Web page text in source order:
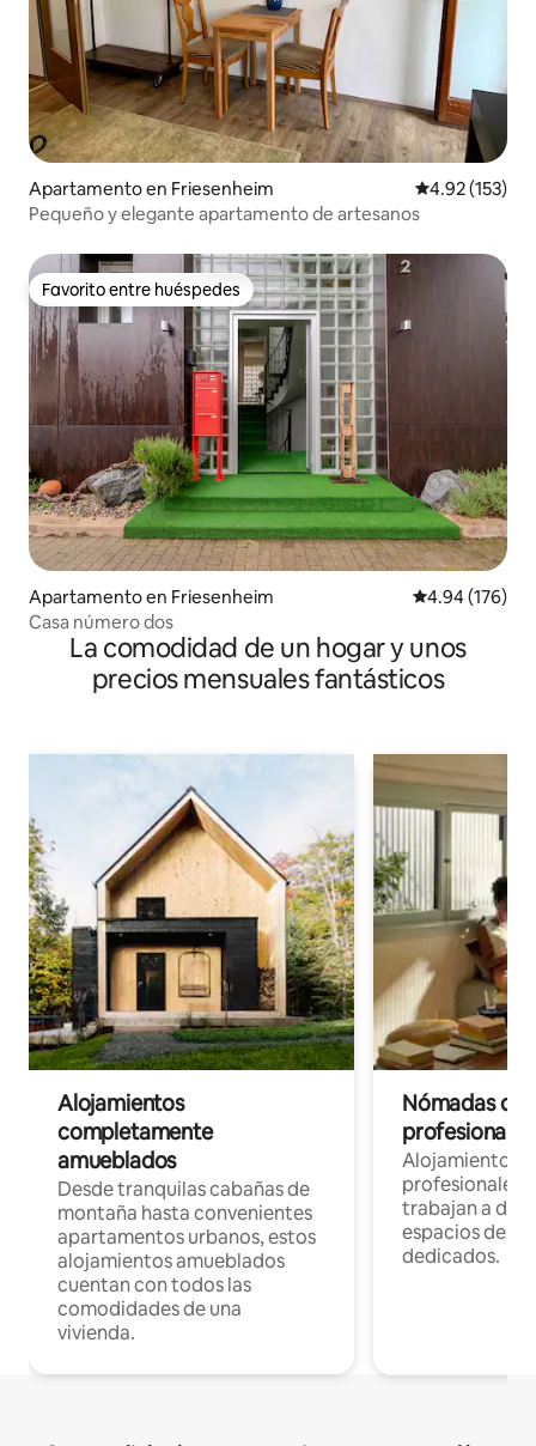
Apartamento en Friesenheim Calificación
4.92 (153)
Pequeño y elegante apartamento de artesanos
Favorito entre huéspedes
Favorito entre huéspedes
Apartamento en Friesenheim Calificación
4.94 (176)
Casa número dos
La comodidad de un hogar y unos
precios mensuales fantásticos
Alojamientos
completamente
amueblados
Desde tranquilas cabañas de
montaña hasta convenientes
apartamentos urbanos, estos
alojamientos amueblados
cuentan con todos las
comodidades de una
vivienda.
Nómadas
Alojamientos
profesionales
trabajan a
espacios de
dedicados.